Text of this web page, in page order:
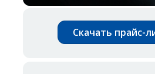
Скачать прайс-